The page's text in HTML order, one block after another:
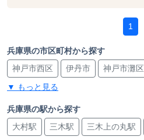
1
兵庫県の市区町村から探す
神戸市西区
伊丹市 神戸市灘区
姫路市 宝塚市
三木市 明石市
神戸市垂水区 西宮市
▼ もっと見る
兵庫県の駅から探す
大村駅
三木駅 三木上の丸駅